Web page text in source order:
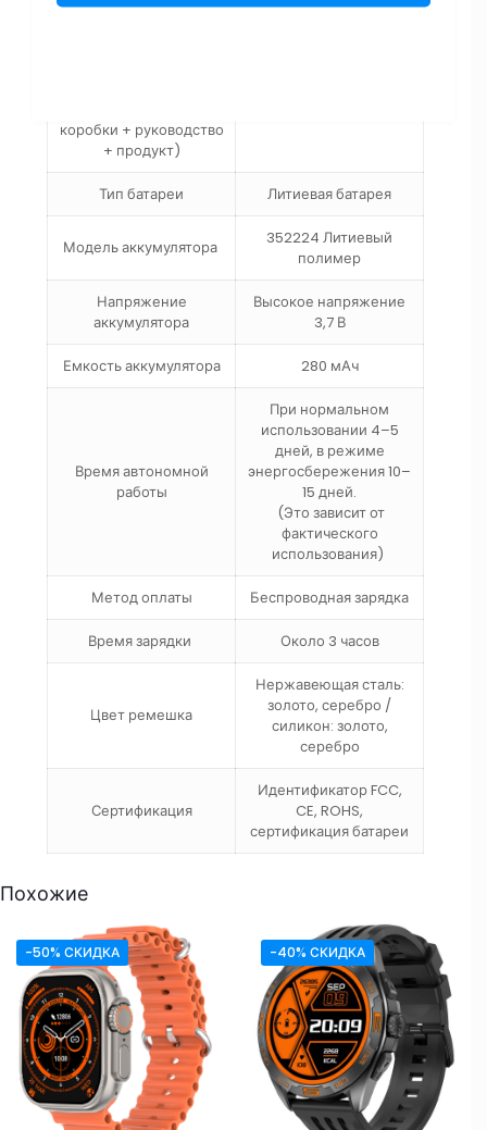
коробки + руководство
+ продукт)
Тип батареи Литиевая батарея
Модель аккумулятора
352224 Литиевый
полимер
Напряжение
аккумулятора
Высокое напряжение
3,7 В
Емкость аккумулятора 280 мАч
Время автономной
работы
При нормальном
использовании 4–5
дней, в режиме
энергосбережения 10–
15 дней.
(Это зависит от
фактического
использования)
Метод оплаты Беспроводная зарядка
Время зарядки Около 3 часов
Цвет ремешка
Нержавеющая сталь:
золото, серебро /
силикон: золото,
серебро
Сертификация
Идентификатор FCC,
CE, ROHS,
сертификация батареи
Похожие
-50% СКИДКА -40% СКИДКА